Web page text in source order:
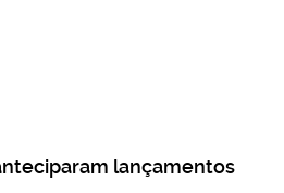
lançamentos